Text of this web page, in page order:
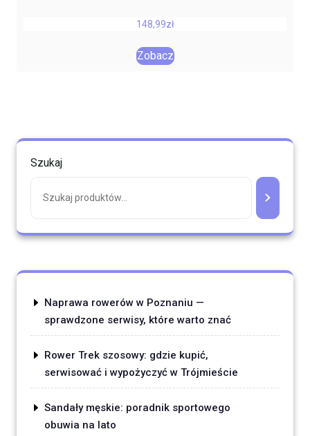
148,99zł
Zobacz
Szukaj
Naprawa rowerów w Poznaniu —
sprawdzone serwisy, które warto znać
Rower Trek szosowy: gdzie kupić,
serwisować i wypożyczyć w Trójmieście
Sandały męskie: poradnik sportowego
obuwia na lato